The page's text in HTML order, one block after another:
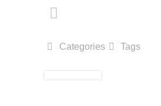
Categories Tags